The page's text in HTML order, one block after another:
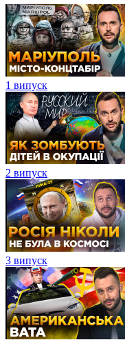
1 випуск
2 випуск
3 випуск